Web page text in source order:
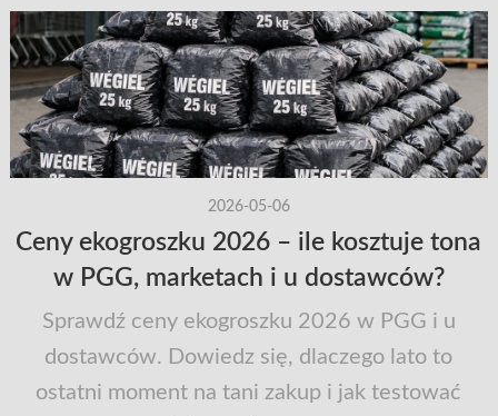
2026-05-06
Ceny ekogroszku 2026 – ile kosztuje tona
w PGG, marketach i u dostawców?
Sprawdź ceny ekogroszku 2026 w PGG i u
dostawców. Dowiedz się, dlaczego lato to
ostatni moment na tani zakup i jak testować